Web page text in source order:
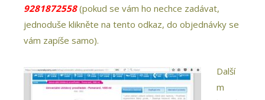
9281872558 (pokud se vám ho nechce zadávat,
jednoduše klikněte natento odkaz, do objednávky se
vám zapíše samo).
Další
m